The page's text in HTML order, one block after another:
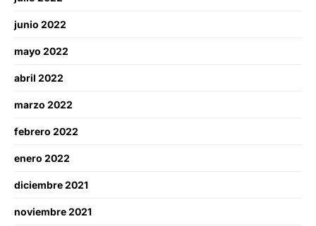
junio 2022
mayo 2022
abril 2022
marzo 2022
febrero 2022
enero 2022
diciembre 2021
noviembre 2021